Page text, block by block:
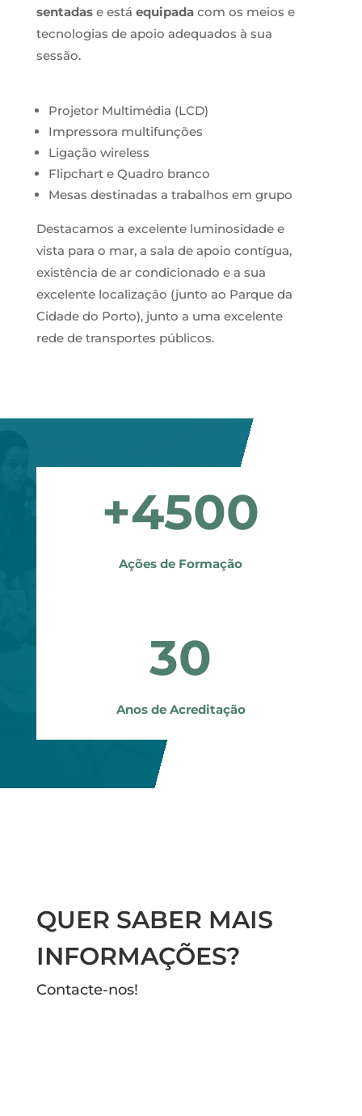
sentadas e está equipada com os meios e
tecnologias de apoio adequados à sua
sessão.
Projetor Multimédia (LCD)
Impressora multifunções
Ligação wireless
Flipchart e Quadro branco
Mesas destinadas a trabalhos em grupo
Destacamos a excelente luminosidade e
vista para o mar, a sala de apoio contígua,
existência de ar condicionado e a sua
excelente localização (junto ao Parque da
Cidade do Porto), junto a uma excelente
rede de transportes públicos.
+4500
Ações de Formação
30
Anos de Acreditação
QUER SABER MAIS
INFORMAÇÕES?
Contacte-nos!